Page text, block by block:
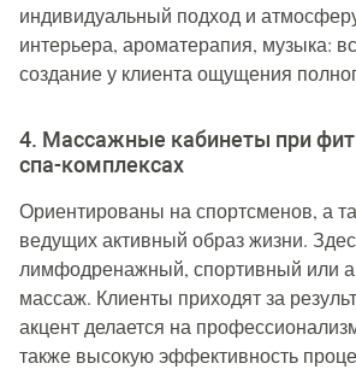
индивидуальный подход и
интерьера, ароматерапия, музыка:
создание у клиента ощущения
4. Массажные кабинеты при
спа-комплексах
Ориентированы на спортсменов, а
ведущих активный образ жизни.
лимфодренажный, спортивный или
массаж. Клиенты приходят за
акцент делается на
также высокую эффективность